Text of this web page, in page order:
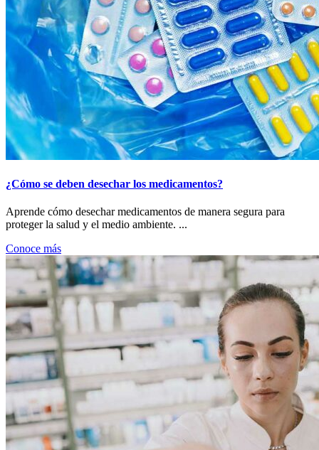
¿Cómo se deben desechar los medicamentos?
Aprende cómo desechar medicamentos de manera segura para
proteger la salud y el medio ambiente. ...
Conoce más